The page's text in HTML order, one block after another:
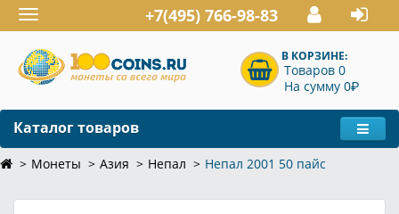
Toggle
navigation
+7(495) 766-98-83
В КОРЗИНЕ:
Товаров 0
На сумму 0P
Каталог товаров
Монеты Азия Непал Непал 2001 50 пайс